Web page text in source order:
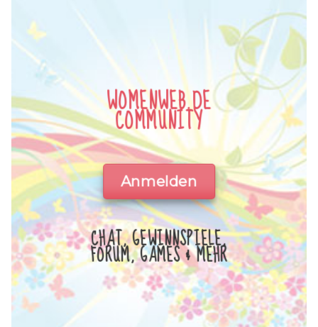
WOMENWEB.DE
COMMUNITY
Anmelden
CHAT, GEWINNSPIELE,
FORUM, GAMES & MEHR